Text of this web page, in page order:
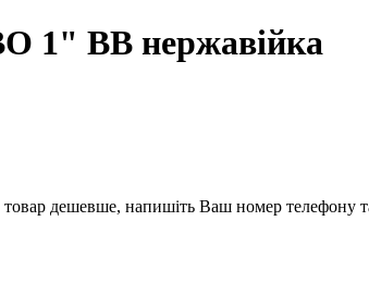
1" ВВ нержавійка
дешевше, напишіть Ваш номер